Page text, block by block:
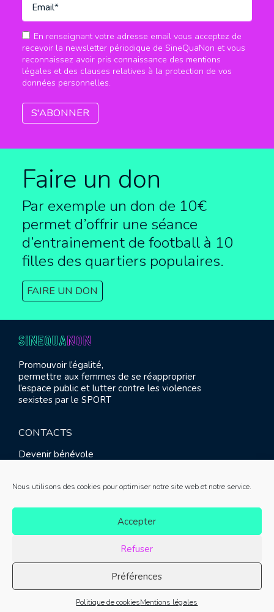
Nous utilisons des cookies pour optimiser notre site web et notre service.
Accepter
Refuser
Préférences
Politique de cookiesMentions légales
En renseignant votre adresse email vous acceptez de
recevoir la newsletter périodique de SineQuaNon et vous
reconnaissez avoir pris connaissance des mentions
légales et des clauses relatives à la protection de vos
données personnelles.
Faire un don
Par exemple un don de 10€
permet d’offrir une séance
d’entrainement de football à 10
filles des quartiers populaires.
FAIRE UN DON
Promouvoir l’égalité,
permettre aux femmes de se réapproprier
l’espace public et lutter contre les violences
sexistes par le SPORT
CONTACTS
Devenir bénévole
Contact
© SINE QUA NON 2021 |Mentions légales|Réalisation :
Meliatis